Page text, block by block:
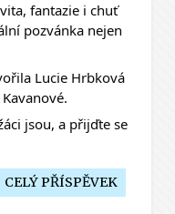
fantazie i chuť
pozvánka nejen
Lucie Hrbková
jsou, a přijďte se
CELÝ PŘÍSPĚVEK